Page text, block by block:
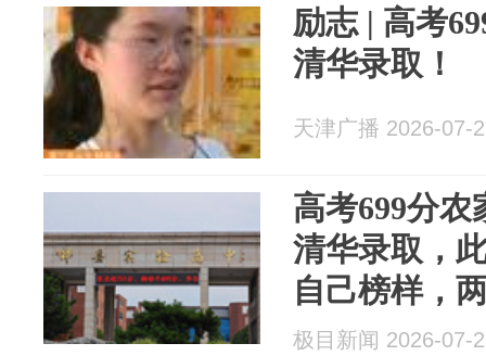
励志 | 高考
清华录取！
天津广播 2026-07-
高考699分
清华录取，
自己榜样，
极目新闻 2026-07-